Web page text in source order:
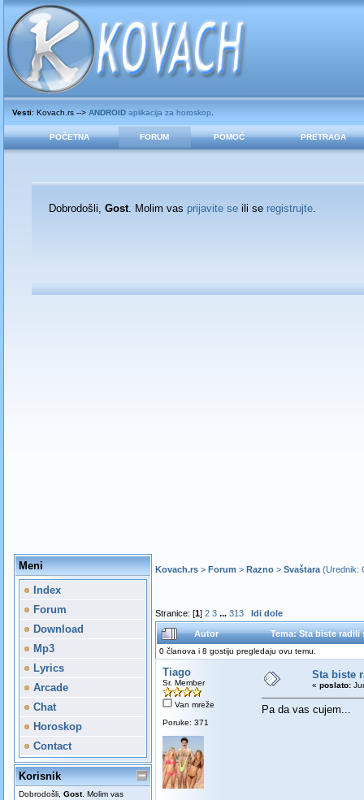
Vesti: Kovach.rs --> ANDROIDaplikacija za horoskop
POČETNA FORUM POMOĆ PRETRAGA
Dobrodošli, Gost. Molim vas prijavite seili se registrujte.
Meni
Index
Forum
Download
Mp3
Lyrics
Arcade
Chat
Horoskop
Contact
Korisnik
Dobrodošli, Gost. Molim vas
Kovach.rs> Forum > Razno> Svaštara(Urednik:
Stranice: [1] 2 3 ... 313 Idi dole
Autor Tema: Sta biste
0 članova i 8 gostiju pregledaju ovu temu.
Tiago
Sr. Member
Van mreže
Poruke: 371
Sta biste
« poslato:
Pa da vas cujem...